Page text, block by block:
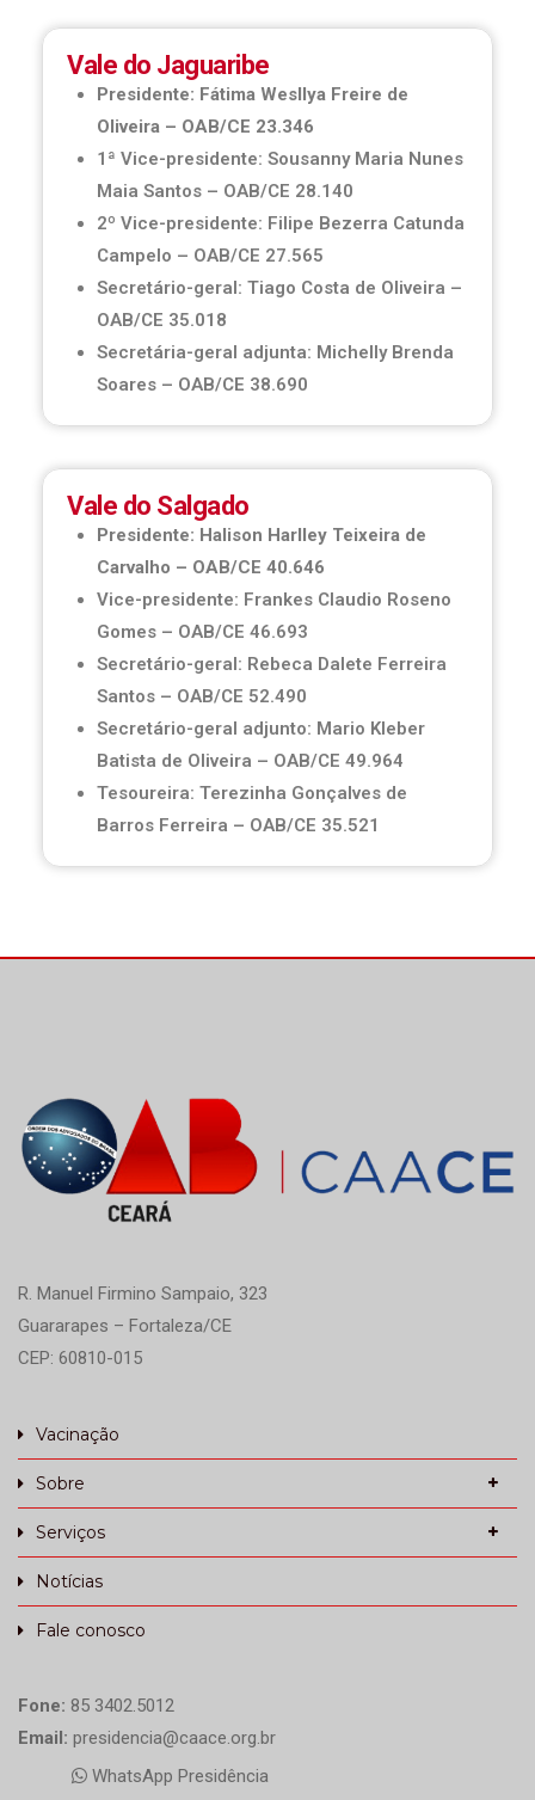
Vale do Jaguaribe
Presidente: Fátima Wesllya Freire de
Oliveira – OAB/CE 23.346
1ª Vice-presidente: Sousanny Maria Nunes
Maia Santos – OAB/CE 28.140
2º Vice-presidente: Filipe Bezerra Catunda
Campelo – OAB/CE 27.565
Secretário-geral: Tiago Costa de Oliveira –
OAB/CE 35.018
Secretária-geral adjunta: Michelly Brenda
Soares – OAB/CE 38.690
Vale do Salgado
Presidente: Halison Harlley Teixeira de
Carvalho – OAB/CE 40.646
Vice-presidente: Frankes Claudio Roseno
Gomes – OAB/CE 46.693
Secretário-geral: Rebeca Dalete Ferreira
Santos – OAB/CE 52.490
Secretário-geral adjunto: Mario Kleber
Batista de Oliveira – OAB/CE 49.964
Tesoureira: Terezinha Gonçalves de
Barros Ferreira – OAB/CE 35.521
R. Manuel Firmino Sampaio, 323
Guararapes – Fortaleza/CE
CEP: 60810-015
Vacinação
Sobre
Serviços
Notícias
Fale conosco
Fone: 85 3402.5012
Email: presidencia@caace.org.br
WhatsApp Presidência